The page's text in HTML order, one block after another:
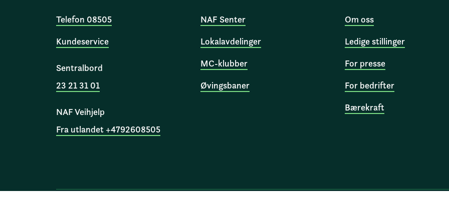
Telefon 08505
Kundeservice
Sentralbord
23 21 31 01
NAF Veihjelp
Fra utlandet +4792608505
NAF Senter
Lokalavdelinger
MC-klubber
Øvingsbaner
Om oss
Ledige stillinger
For presse
For bedrifter
Bærekraft